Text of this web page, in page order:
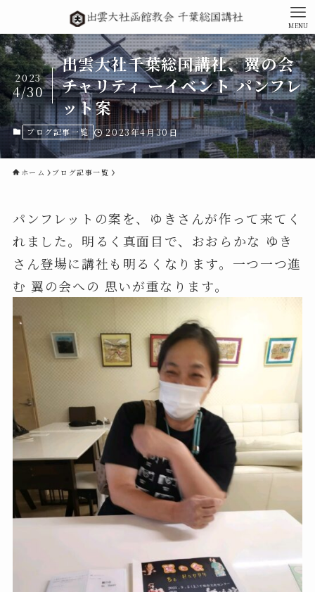
MENU
出雲大社千葉総国講社、翼の会
チャリティ ーイベント パンフレ
ット案
2023
4/30
ブログ記事一覧 2023年4月30日
ホーム ブログ記事一覧
パンフレットの案を、ゆきさんが作って来てく
れました。明るく真面目で、おおらかな ゆき
さん登場に講社も明るくなります。一つ一つ進
む 翼の会への 思いが重なります。